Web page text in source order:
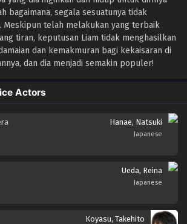
bagaimana, segala sesuatunya tidak
Meskipun telah melakukan yang terbaik
tiran, keputusan Liam tidak menghasilkan
dan kemakmuran bagi kekaisaran di
dan dia menjadi semakin populer!
Actors
Hanae, Natsuki
Japanese
Ueda, Reina
Japanese
Koyasu, Takehito